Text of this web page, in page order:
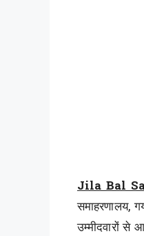
Jila Bal
समाहरणालय,
उम्मीदवारों से